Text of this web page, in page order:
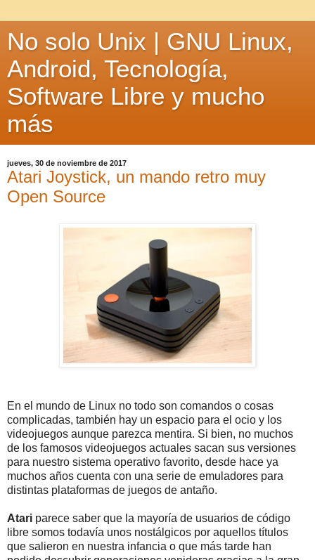
No solo Unix | GNU Linux,
Android, Tecnología,
Software Libre y mucho
más
jueves, 30 de noviembre de 2017
Atari Joystick, un mando retro muy
Open Source
En el mundo de Linux no todo son comandos o cosas
complicadas, también hay un espacio para el ocio y los
videojuegos aunque parezca mentira. Si bien, no muchos
de los famosos videojuegos actuales sacan sus versiones
para nuestro sistema operativo favorito, desde hace ya
muchos años cuenta con una serie de emuladores para
distintas plataformas de juegos de antaño.
Atari parece saber que la mayoría de usuarios de código
libre somos todavía unos nostálgicos por aquellos títulos
que salieron en nuestra infancia o que más tarde han